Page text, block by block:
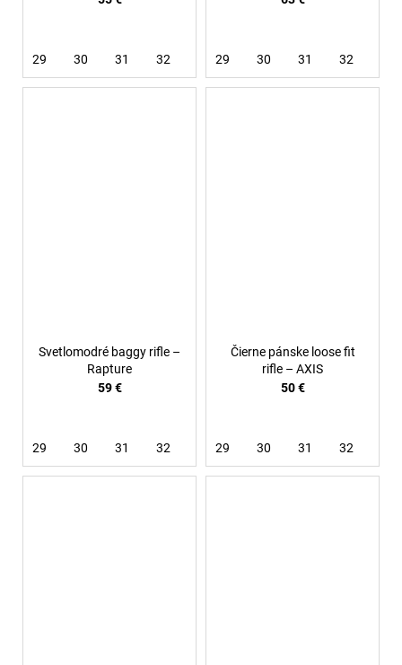
29 30 31 32 29 30 31 32
Svetlomodré baggy rifle –
Rapture
59 €
29 30 31 32
Čierne pánske loose fit
rifle – AXIS
50 €
29 30 31 32